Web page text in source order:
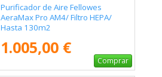
Purificador de Aire Fellowes
AeraMax Pro AM4/ Filtro HEPA/
Hasta 130m2
1.005,00 €
Comprar